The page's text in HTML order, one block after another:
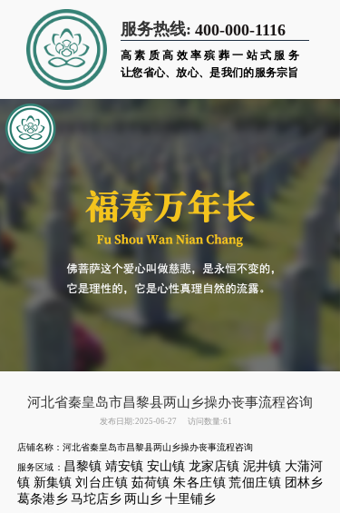
服务热线: 400-000-1116
高素质高效率殡葬一站式服务
让您省心、放心、是我们的服务宗旨
河北省秦皇岛市昌黎县两山乡操办丧事流程咨询
发布日期:2025-06-27 访问数量:61
店铺名称：河北省秦皇岛市昌黎县两山乡操办丧事流程咨询
服务区域： 昌黎镇 靖安镇 安山镇 龙家店镇 泥井镇 大蒲河
镇 新集镇 刘台庄镇 茹荷镇 朱各庄镇 荒佃庄镇 团林乡
葛条港乡 马坨店乡 两山乡 十里铺乡